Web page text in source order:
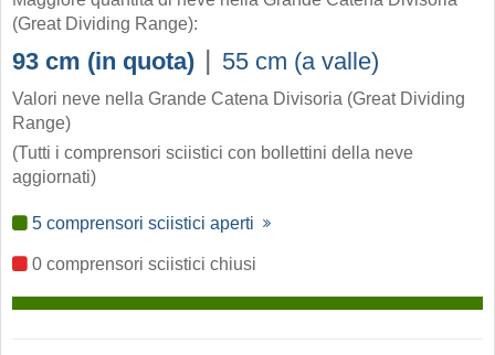
(Great Dividing Range):
93 cm (in quota) | 55 cm (a valle)
Valori neve nella Grande Catena Divisoria (Great Dividing
Range)
(Tutti i comprensori sciistici con bollettini della neve
aggiornati)
5 comprensori sciistici aperti
0 comprensori sciistici chiusi